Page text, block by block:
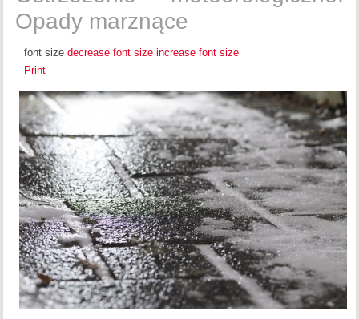
Opady marznące
font size decrease font size increase font size
Print